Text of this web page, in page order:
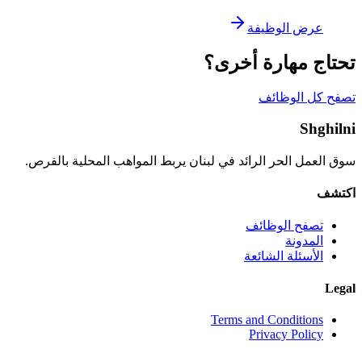
عرض الوظيفة
تحتاج مهارة أخرى؟
تصفح كل الوظائف
Shghilni
سوق العمل الحر الرائد في لبنان يربط المواهب المحلية بالفرص.
اكتشف
تصفح الوظائف
المدونة
الأسئلة الشائعة
Legal
Terms and Conditions
Privacy Policy